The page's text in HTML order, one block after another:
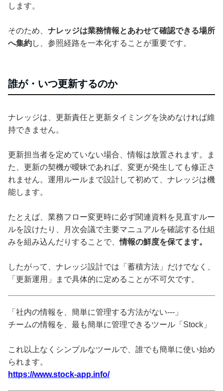
します。
そのため、 ナレッジは業務情報とあわせて確認できる場所
へ集約し、参照経路を一本化することが重要です。
誰が・いつ更新するのか
ナレッジは、更新責任と更新タイミングを決めなければ維
持できません。
更新担当者を定めていない場合、情報は放置されます。ま
た、更新の契機が曖昧であれば、変更が発生しても修正さ
れません。運用ルールまで設計して初めて、ナレッジは機
能します。
たとえば、業務フロー変更時に必ず関連資料を見直すルー
ルを設けたり、月次会議で主要マニュアルを確認する仕組
みを組み込んだりすることで、情報の鮮度を保てます。
したがって、ナレッジ設計では「蓄積方法」だけでなく、
「更新運用」まで具体的に定めることが不可欠です。
「社内の情報を、簡単に管理する方法がない---」
チームの情報を、最も簡単に管理できるツール「Stock」
これ以上なくシンプルなツールで、誰でも簡単に使い始め
られます。
https://www.stock-app.info/